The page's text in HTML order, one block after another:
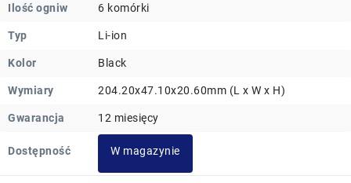
Ilość ogniw 6 komórki
Typ Li-ion
Kolor Black
Wymiary 204.20x47.10x20.60mm (L x W x H)
Gwarancja 12 miesięcy
Dostępność W magazynie